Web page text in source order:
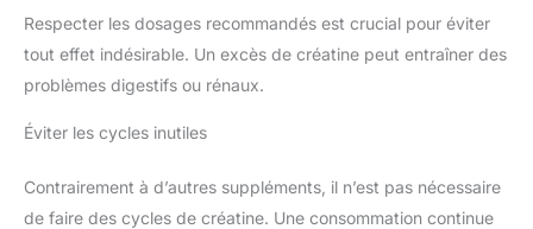
Respecter les dosages recommandés est crucial pour éviter
tout effet indésirable. Un excès de créatine peut entraîner des
problèmes digestifs ou rénaux.
Éviter les cycles inutiles
Contrairement à d’autres suppléments, il n’est pas nécessaire
de faire des cycles de créatine. Une consommation continue